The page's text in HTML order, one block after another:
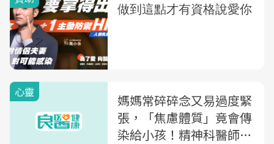
心靈
媽媽常碎碎念又易過度緊
張，「焦慮體質」竟會傳
染給小孩！精神科醫師告